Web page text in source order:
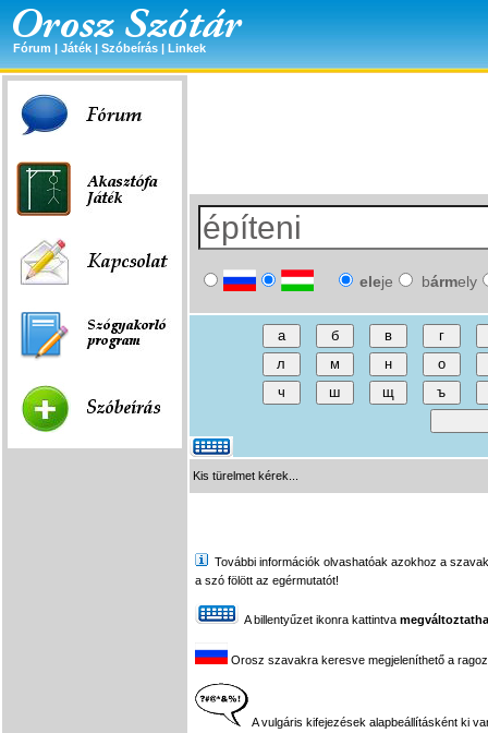
Fórum | Játék | Szóbeírás | Linkek
eleje bármely
Kis türelmet kérek...
További információk olvashatóak azokhoz a
a szó fölött az egérmutatót!
A billentyűzet ikonra kattintva
Orosz szavakra keresve megjeleníthető a
A vulgáris kifejezések alapbeállításként ki